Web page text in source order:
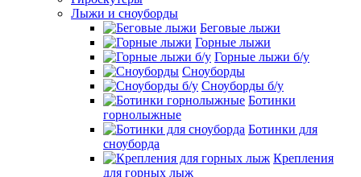
Лыжи и сноуборды
Беговые лыжи
Горные лыжи
Горные лыжи б/у
Сноуборды
Сноуборды б/у
Ботинки
горнолыжные
Ботинки для
сноуборда
Крепления
для горных лыж